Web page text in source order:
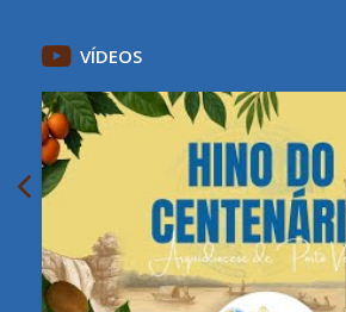
VÍDEOS